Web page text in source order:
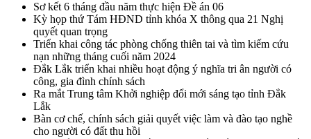
Sơ kết 6 tháng đầu năm thực hiện Đề án 06
Kỳ họp thứ Tám HĐND tỉnh khóa X thông qua 21 Nghị
quyết quan trọng
Triển khai công tác phòng chống thiên tai và tìm kiếm cứu
nạn những tháng cuối năm 2024
Đắk Lắk triển khai nhiều hoạt động ý nghĩa tri ân người có
công, gia đình chính sách
Ra mắt Trung tâm Khởi nghiệp đổi mới sáng tạo tỉnh Đắk
Lắk
Bàn cơ chế, chính sách giải quyết việc làm và đào tạo nghề
cho người có đất thu hồi